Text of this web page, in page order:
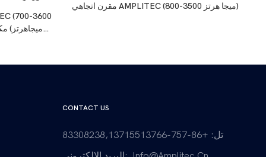
ميجاهرتز)
مقرن اتجاهي AMPLITEC (800-3500 ميجا هرتز)
CONTACT US
تل: +86-757-83308238,13715513766